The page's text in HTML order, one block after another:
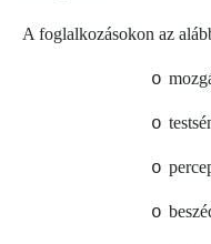
A foglalkozásokon az
o
o
o
o